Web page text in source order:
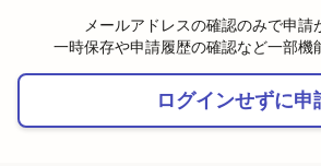
メールアドレスの確認のみで申請
一時保存や申請履歴の確認など一部機
ログインせずに申